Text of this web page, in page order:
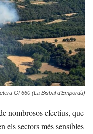
GI 660 (La Bisbal d’Empordà)
nombrosos efectius, que
els sectors més sensibles